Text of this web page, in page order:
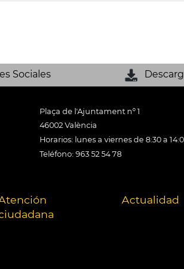
Sociales
Plaça de l'Ajuntament nº 1
46002 València
Horarios: lunes a viernes de 8:30 a
Teléfono: 963 52 54 78
Actualidad